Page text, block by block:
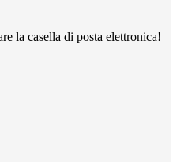
la casella di posta elettronica!